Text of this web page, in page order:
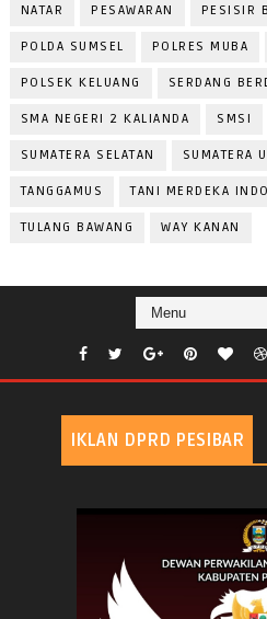
NATAR PESAWARAN PESISIR
POLDA SUMSEL POLRES MUBA
POLSEK KELUANG SERDANG
SMA NEGERI 2 KALIANDA SMSI
SUMATERA SELATAN SUMATERA
TANGGAMUS TANI MERDEKA
TULANG BAWANG WAY KANAN
IKLAN DPRD PESIBAR